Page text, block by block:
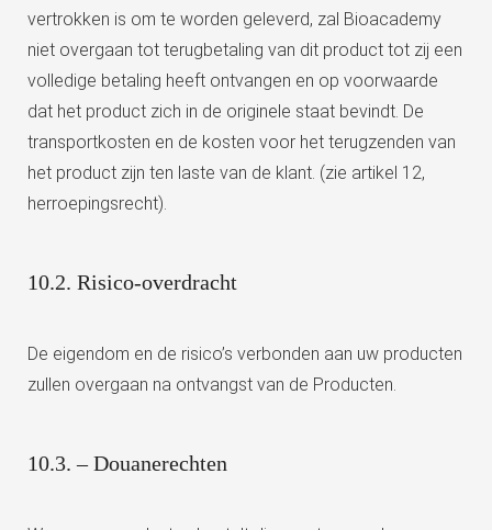
vertrokken is om te worden geleverd, zal Bioacademy
niet overgaan tot terugbetaling van dit product tot zij een
volledige betaling heeft ontvangen en op voorwaarde
dat het product zich in de originele staat bevindt. De
transportkosten en de kosten voor het terugzenden van
het product zijn ten laste van de klant. (zie artikel 12,
herroepingsrecht).
10.2. Risico-overdracht
De eigendom en de risico’s verbonden aan uw producten
zullen overgaan na ontvangst van de Producten.
10.3. – Douanerechten